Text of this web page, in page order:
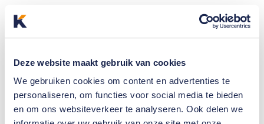
Deze website maakt gebruik van cookies
We gebruiken cookies om content en advertenties te
personaliseren, om functies voor social media te bieden
en om ons websiteverkeer te analyseren. Ook delen we